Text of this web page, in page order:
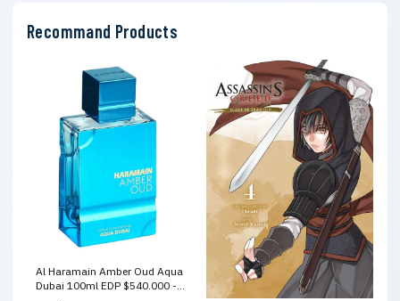
Recommand Products
Al Haramain Amber Oud Aqua
Dubai 100ml EDP $540.000 -